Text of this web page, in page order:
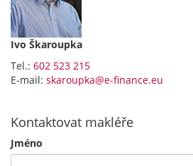
Ivo Škaroupka
Tel.: 602 523 215
E-mail: skaroupka@e-finance.eu
Kontaktovat makléře
Jméno